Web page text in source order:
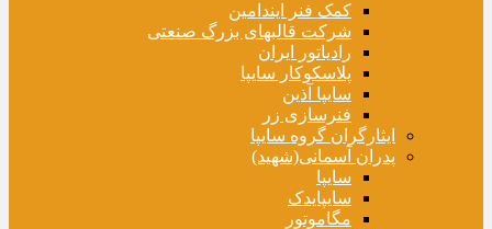
کمک فنر ایندامین
شرکت قالبهای بزرگ صنعتی
رادیاتور ایران
پلاسکوکار سایپا
سایپا آذین
فنرسازی زر
ایثارگران گروه سایپا
پدران آسمانی(شهید)
سایپا
سایپایدک
مگاموتور